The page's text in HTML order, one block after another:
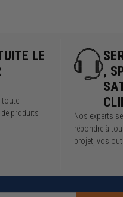
LE
toute
produits
,
Nos experts
répondre à
projet, vos